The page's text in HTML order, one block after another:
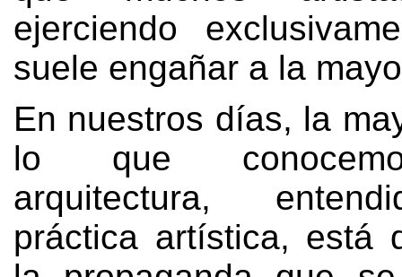
ejerciendo
suele engañar a la
En nuestros días, la
lo que
arquitectura,
práctica artística, está